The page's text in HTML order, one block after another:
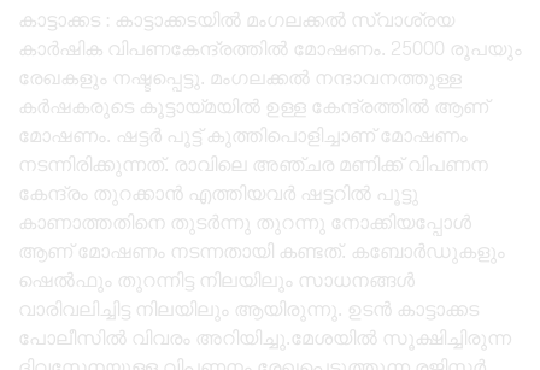
കാട്ടാക്കട : കാട്ടാക്കടയിൽ മംഗലക്കൽ സ്വാശ്രയ
കാർഷിക വിപണകേന്ദ്രത്തിൽ മോഷണം. 25000 രൂപയും
രേഖകളും നഷ്ടപ്പെട്ടു. മംഗലക്കൽ നന്ദാവനത്തുള്ള
കർഷകരുടെ കൂട്ടായ്മയിൽ ഉള്ള കേന്ദ്രത്തിൽ ആണ്
മോഷണം. ഷട്ടർ പൂട്ട് കുത്തിപൊളിച്ചാണ് മോഷണം
നടന്നിരിക്കുന്നത്. രാവിലെ അഞ്ചര മണിക്ക് വിപണന
കേന്ദ്രം തുറക്കാൻ എത്തിയവർ ഷട്ടറിൽ പൂട്ടു
കാണാത്തതിനെ തുടർന്നു തുറന്നു നോക്കിയപ്പോൾ
ആണ് മോഷണം നടന്നതായി കണ്ടത്. കബോർഡുകളും
ഷെൽഫും തുറന്നിട്ട നിലയിലും സാധനങ്ങൾ
വാരിവലിച്ചിട്ട നിലയിലും ആയിരുന്നു. ഉടൻ കാട്ടാക്കട
പോലീസിൽ വിവരം അറിയിച്ചു.മേശയിൽ സൂക്ഷിച്ചിരുന്ന